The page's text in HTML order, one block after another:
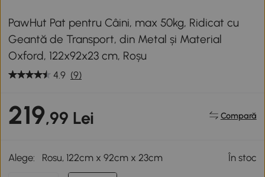
PawHut Pat pentru Câini, max 50kg, Ridicat cu
Geantă de Transport, din Metal și Material
Oxford, 122x92x23 cm, Roșu
4.9 (9)
219,99 Lei Compară
Alege: Rosu, 122cm x 92cm x 23cm În stoc